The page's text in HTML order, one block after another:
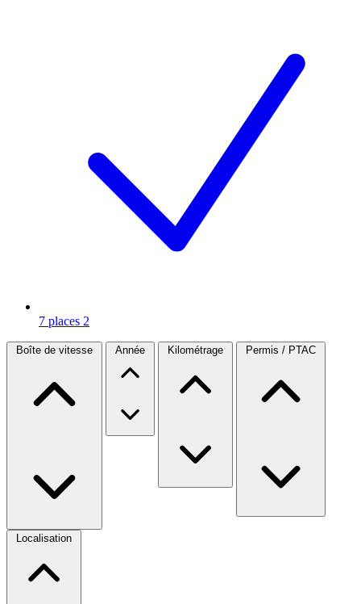
7 places 2
Boîte de vitesse Année Kilométrage Permis / PTAC
Localisation